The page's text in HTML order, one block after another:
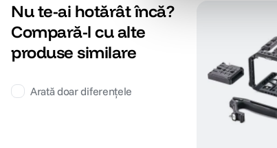
Nu te-ai hotărât încă?
Compară-l cu alte
produse similare
Arată doar diferențele